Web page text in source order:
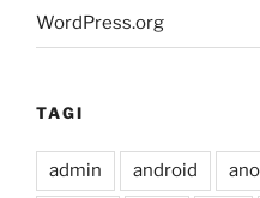
WordPress.org
TAGI
admin android